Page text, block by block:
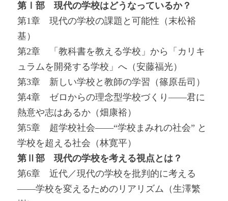
第Ⅰ部 現代の学校はどうなっているか？
第1章 現代の学校の課題と可能性（末松裕
基）
第2章 「教科書を教える学校」から「カリキ
ュラムを開発する学校」へ（安藤福光）
第3章 新しい学校と教師の学習（篠原岳司）
第4章 ゼロからの理念型学校づくり――君に
熱意や志はあるか（畑康裕）
第5章 超学校社会――“学校まみれの社会” と
学校を超える社会（林寛平）
第Ⅱ部 現代の学校を考える視点とは？
第6章 近代／現代の学校を批判的に考える
――学校を変えるためのリアリズム（生澤繁